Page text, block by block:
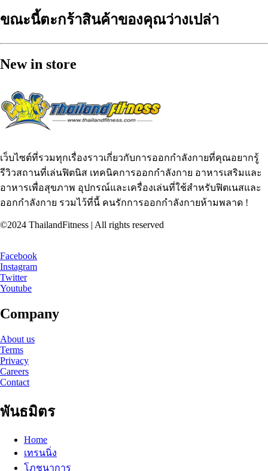
ขณะนี้ตะกร้าสินค้าของคุณว่างเปล่า
New in store
เว็บไซต์ที่รวมทุกเรื่องราวเกี่ยวกับการออกกำลังกายที่คุณอยากรู้
รีวิวสถานที่เล่นฟิตนิส เทคนิคการออกกำลังกาย อาหารเสริมและ
อาหารเพื่อสุขภาพ อุปกรณ์และเครื่องเล่นที่ใช้สำหรับฟิตเนสและ
ออกกำลังกาย รวมไว้ที่นี้ คนรักการออกกำลังกายห้ามพลาด !
©2024 ThailandFitness | All rights reserved
Facebook
Instagram
Twitter
Youtube
Company
About us
Terms
Privacy
Careers
Contact
พันธมิตร
Home
เทรนนิ่ง
โภชนาการ